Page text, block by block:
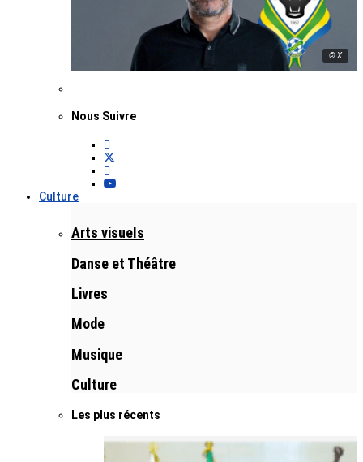
© X
Nous Suivre
Culture
Arts visuels
Danse et Théâtre
Livres
Mode
Musique
Culture
Les plus récents